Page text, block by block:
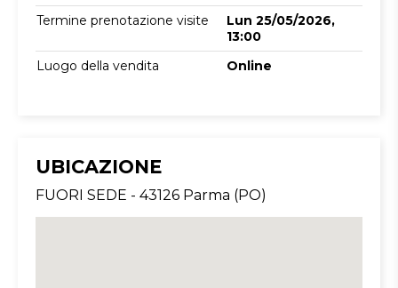
Termine prenotazione visite
Lun 25/05/2026,
13:00
Luogo della vendita
Online
UBICAZIONE
FUORI SEDE - 43126 Parma (PO)